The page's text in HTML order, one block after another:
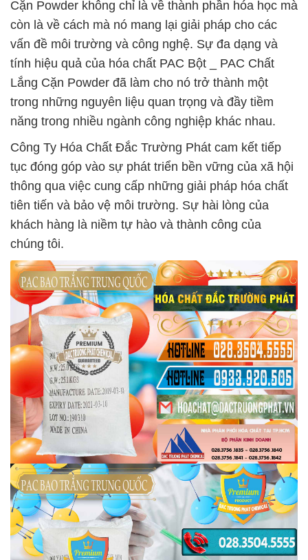
Cặn Powder không chỉ là về thành phần hóa học mà
còn là về cách mà nó mang lại giải pháp cho các
vấn đề môi trường và công nghệ. Sự đa dạng và
tính hiệu quả của hóa chất PAC Bột _ PAC Chất
Lắng Cặn Powder đã làm cho nó trở thành một
trong những nguyên liệu quan trọng và đầy tiềm
năng trong nhiều ngành công nghiệp khác nhau.
Công Ty Hóa Chất Đắc Trường Phát cam kết tiếp
tục đóng góp vào sự phát triển bền vững của xã hội
thông qua việc cung cấp những giải pháp hóa chất
tiên tiến và bảo vệ môi trường. Sự hài lòng của
khách hàng là niềm tự hào và thành công của
chúng tôi.